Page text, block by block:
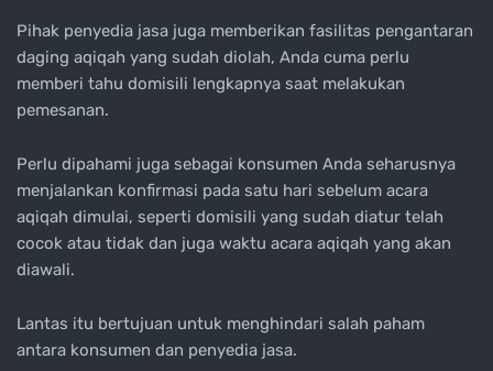
Pihak penyedia jasa juga memberikan fasilitas pengantaran
daging aqiqah yang sudah diolah, Anda cuma perlu
memberi tahu domisili lengkapnya saat melakukan
pemesanan.
Perlu dipahami juga sebagai konsumen Anda seharusnya
menjalankan konfirmasi pada satu hari sebelum acara
aqiqah dimulai, seperti domisili yang sudah diatur telah
cocok atau tidak dan juga waktu acara aqiqah yang akan
diawali.
Lantas itu bertujuan untuk menghindari salah paham
antara konsumen dan penyedia jasa.